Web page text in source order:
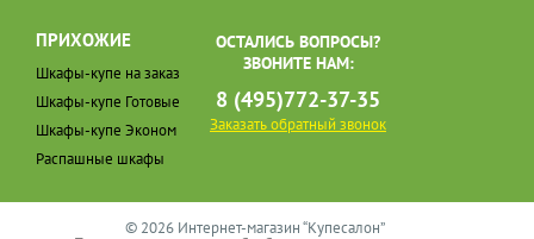
ПРИХОЖИЕ
Шкафы-купе на заказ
Шкафы-купе Готовые
Шкафы-купе Эконом
Распашные шкафы
ОСТАЛИСЬ ВОПРОСЫ?
ЗВОНИТЕ НАМ:
8 (495)772-37-35
Заказать обратный звонок
© 2026 Интернет-магазин “Купесалон”